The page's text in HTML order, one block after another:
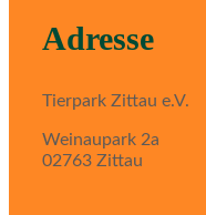
Adresse
Tierpark Zittau e.V.
Weinaupark 2a
02763 Zittau